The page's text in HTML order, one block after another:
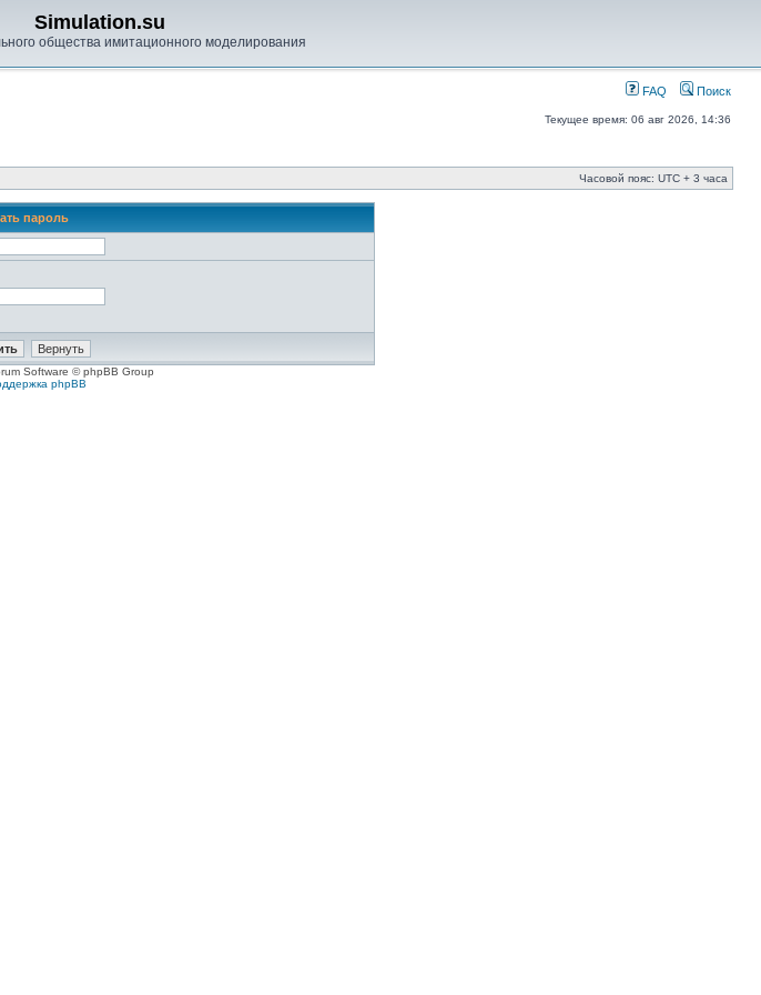
Simulation.su
общества имитационного моделирования
FAQ Поиск
Текущее время: 06 авг 2026, 14:36
Часовой пояс: UTC + 3 часа
пароль
Software © phpBB Group
phpBB